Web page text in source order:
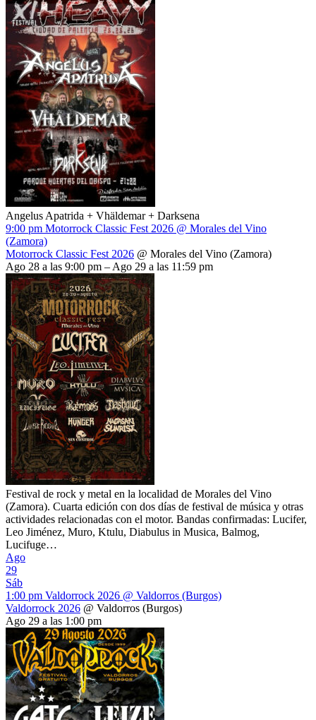
Angelus Apatrida + Vhäldemar + Darksena
9:00 pm Motorrock Classic Fest 2026 @ Morales del Vino
(Zamora)
Motorrock Classic Fest 2026 @ Morales del Vino (Zamora)
Ago 28 a las 9:00 pm – Ago 29 a las 11:59 pm
Festival de rock y metal en la localidad de Morales del Vino
(Zamora). Cuarta edición con dos días de festival de música y otras
actividades relacionadas con el motor. Bandas confirmadas: Lucifer,
Leo Jiménez, Muro, Ktulu, Diabulus in Musica, Balmog,
Lucifuge…
Ago
29
Sáb
1:00 pm Valdorrock 2026 @ Valdorros (Burgos)
Valdorrock 2026 @ Valdorros (Burgos)
Ago 29 a las 1:00 pm